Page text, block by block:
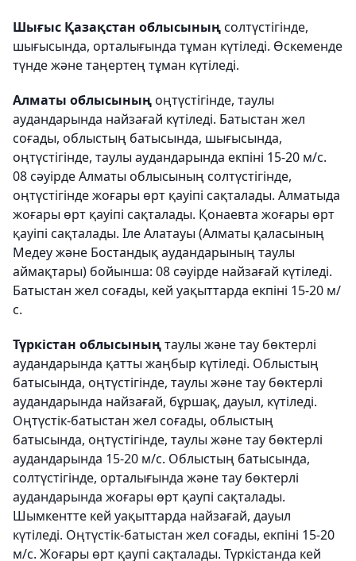
Шығыс Қазақстан облысыныңсолтүстігінде,
шығысында, орталығында тұман күтіледі. Өскеменде
түнде және таңертең тұман күтіледі.
Алматы облысыныңоңтүстігінде, таулы
аудандарында найзағай күтіледі. Батыстан жел
соғады, облыстың батысында, шығысында,
оңтүстігінде, таулы аудандарында екпіні 15-20 м/с.
08 сәуірде Алматы облысының солтүстігінде,
оңтүстігінде жоғары өрт қауіпі сақталады. Алматыда
жоғары өрт қауіпі сақталады. Қонаевта жоғары өрт
қауіпі сақталады. Іле Алатауы (Алматы қаласының
Медеу және Бостандық аудандарының таулы
аймақтары) бойынша: 08 сәуірде найзағай күтіледі.
Батыстан жел соғады, кей уақыттарда екпіні 15-20 м/
с.
Түркістан облысыныңтаулы және тау бөктерлі
аудандарында қатты жаңбыр күтіледі. Облыстың
батысында, оңтүстігінде, таулы және тау бөктерлі
аудандарында найзағай, бұршақ, дауыл, күтіледі.
Оңтүстік-батыстан жел соғады, облыстың
батысында, оңтүстігінде, таулы және тау бөктерлі
аудандарында 15-20 м/с. Облыстың батысында,
солтүстігінде, орталығында және тау бөктерлі
аудандарында жоғары өрт қаупі сақталады.
Шымкентте кей уақыттарда найзағай, дауыл
күтіледі. Оңтүстік-батыстан жел соғады, екпіні 15-20
м/с. Жоғары өрт қаупі сақталады. Түркістанда кей